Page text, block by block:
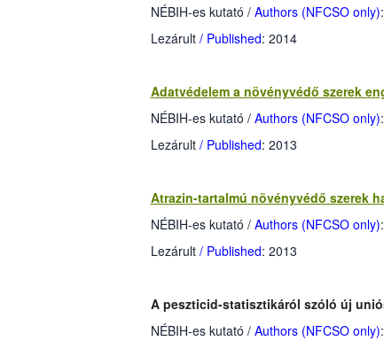
NÉBIH-es kutató /Authors (NFCSO only):
Lezárult / Published: 2014
Adatvédelem a növényvédő szerek
NÉBIH-es kutató /Authors (NFCSO only):
Lezárult / Published: 2013
Atrazin-tartalmú növényvédő szerek
NÉBIH-es kutató /Authors (NFCSO only):
Lezárult / Published: 2013
A peszticid-statisztikáról szóló új
NÉBIH-es kutató /Authors (NFCSO only):